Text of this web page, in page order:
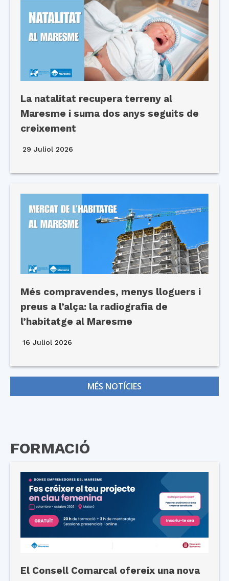
La natalitat recupera terreny al
Maresme i suma dos anys seguits de
creixement
29 Juliol 2026
Més compravendes, menys lloguers i
preus a l’alça: la radiografia de
l’habitatge al Maresme
16 Juliol 2026
MÉS NOTÍCIES
FORMACIÓ
El Consell Comarcal ofereix una nova